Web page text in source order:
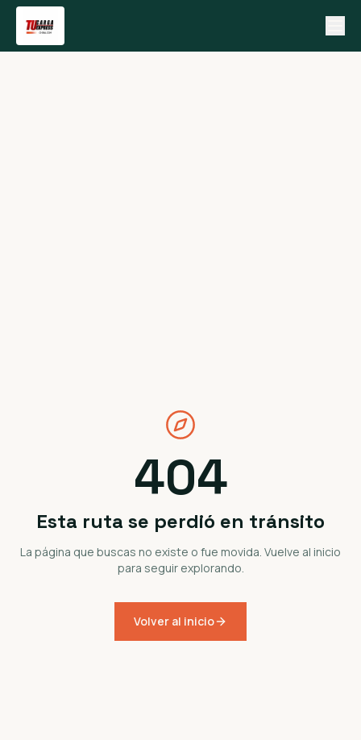
404
Esta ruta se perdió en tránsito
La página que buscas no existe o fue movida. Vuelve al inicio
para seguir explorando.
Volver al inicio